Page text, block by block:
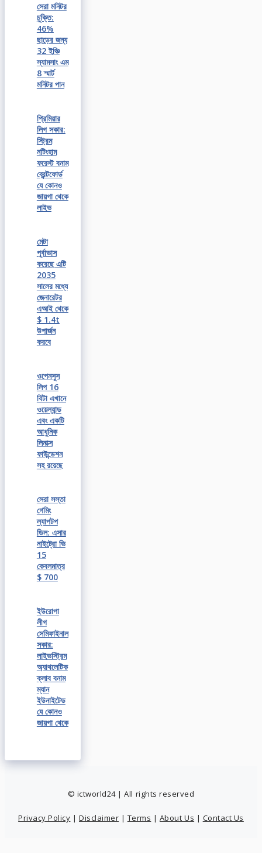
সেরা মনিটর
চুক্তি:
46%
ছাড়ের জন্য
32 ইঞ্চি
স্যামসাং এম
8 স্মার্ট
মনিটর পান
প্রিমিয়ার
লিগ সকার:
স্ট্রিম
নটিংহাম
ফরেস্ট বনাম
ব্রেন্টফোর্ড
যে কোনও
জায়গা থেকে
লাইভ
মেটা
পূর্বাভাস
করেছে এটি
2035
সালের মধ্যে
জেনারেটর
এআই থেকে
$ 1.4t
উপার্জন
করবে
ওপেনসুস
লিপ 16
বিটা এখানে
ওয়েল্যান্ড
এবং একটি
আধুনিক
লিনাক্স
ফাউন্ডেশন
সহ রয়েছে
সেরা সস্তা
গেমিং
ল্যাপটপ
ডিল: এসার
নাইট্রো ভি
15
কেবলমাত্র
$ 700
ইউরোপা
লীগ
সেমিফাইনাল
সকার:
লাইভস্ট্রিম
অ্যাথলেটিক
ক্লাব বনাম
ম্যান
ইউনাইটেড
যে কোনও
জায়গা থেকে
© ictworld24 | All rights reserved
Privacy Policy | Disclaimer | Terms | About Us | Contact Us